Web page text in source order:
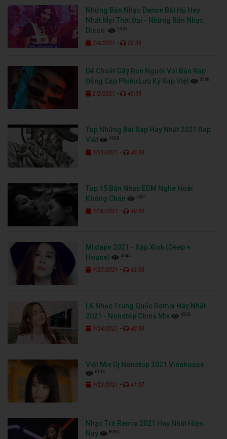
Những Bản Nhạc Dance Bất Hủ Hay
Nhất Mọi Thời Đại - Những Bản Nhạc
Disco
7360
2/4/2021 - 28:00
Dế Choắt Gây Rợn Người Với Bản Rap
Đẳng Cấp Phiêu Lưu Ký Rap Việt
3588
2/2/2021 - 40:00
Top Những Bài Rap Hay Nhất 2021 Rap
Việt
4106
1/31/2021 - 40:00
Top 15 Bản Nhạc EDM Nghe Hoài
Không Chán
4301
1/26/2021 - 40:00
Mixtape 2021 - Xập Xình (Deep +
House)
4644
1/25/2021 - 43:00
LK Nhạc Trung Quốc Remix Hay Nhất
2021 - Nonstop China Mix
6528
1/24/2021 - 40:00
Việt Mix Dj Nonstop 2021 Vinahouse
6194
1/23/2021 - 41:07
Nhạc Trẻ Remix 2021 Hay Nhất Hiện
Nay
8993